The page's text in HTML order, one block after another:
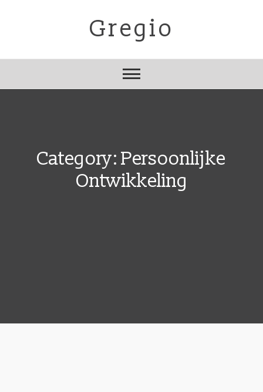
Gregio
Category: Persoonlijke
Ontwikkeling